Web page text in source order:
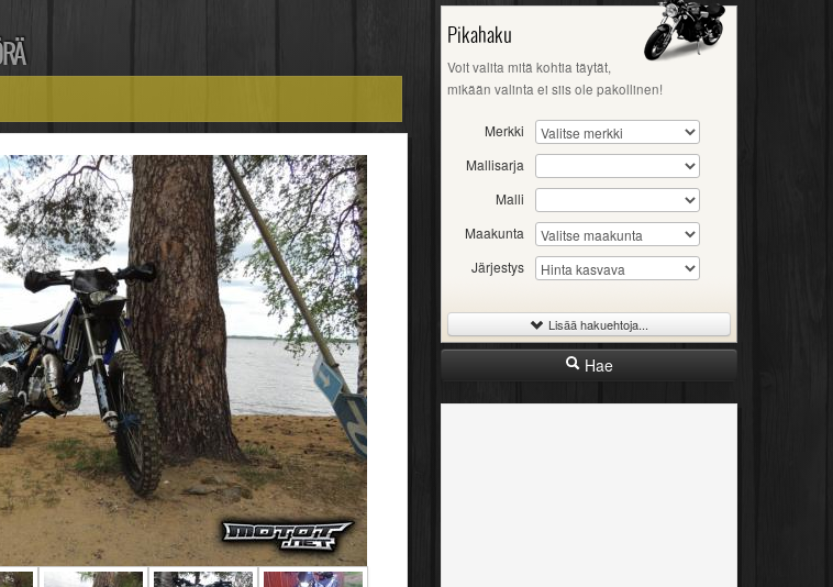
Pikahaku
Voit valita mitä kohtia täytät,
mikään valinta ei siis ole pakollinen!
Merkki
Mallisarja
Malli
Maakunta
Järjestys
Lisää hakuehtoja...
-
Hae